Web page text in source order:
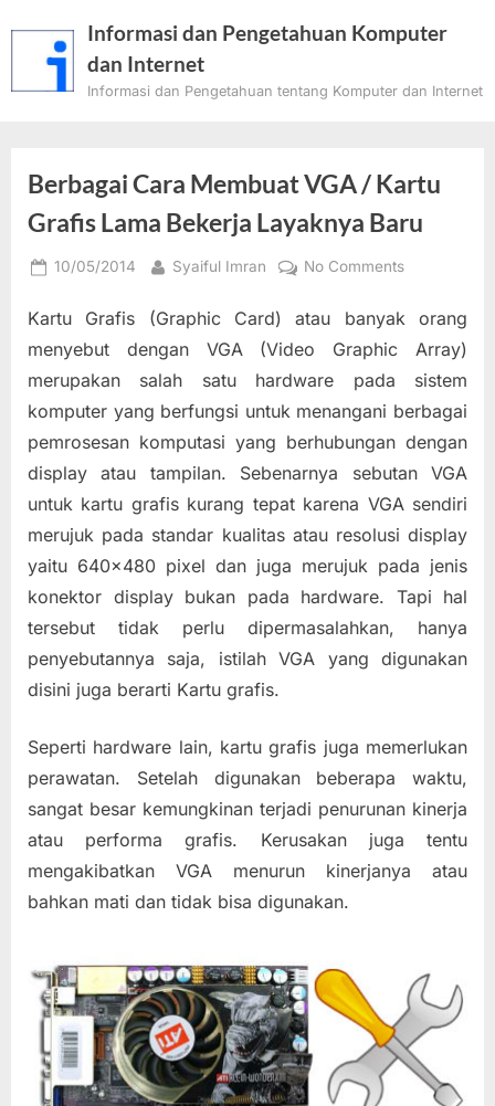
Informasi dan Pengetahuan Komputer
dan Internet
Informasi dan Pengetahuan tentang Komputer dan Internet
Berbagai Cara Membuat VGA / Kartu
Grafis Lama Bekerja Layaknya Baru
Posted
10/05/2014 By
Syaiful Imran No Commentson
Cara
Membuat
Kartu
Grafis
Lama
Bekerja
Baru
Kartu Grafis (Graphic Card) atau banyak orang
menyebut dengan VGA (Video Graphic Array)
merupakan salah satu hardware pada sistem
komputer yang berfungsi untuk menangani berbagai
pemrosesan komputasi yang berhubungan dengan
display atau tampilan. Sebenarnya sebutan VGA
untuk kartu grafis kurang tepat karena VGA sendiri
merujuk pada standar kualitas atau resolusi display
yaitu 640×480 pixel dan juga merujuk pada jenis
konektor display bukan pada hardware. Tapi hal
tersebut tidak perlu dipermasalahkan, hanya
penyebutannya saja, istilah VGA yang digunakan
disini juga berarti Kartu grafis.
Seperti hardware lain, kartu grafis juga memerlukan
perawatan. Setelah digunakan beberapa waktu,
sangat besar kemungkinan terjadi penurunan kinerja
atau performa grafis. Kerusakan juga tentu
mengakibatkan VGA menurun kinerjanya atau
bahkan mati dan tidak bisa digunakan.